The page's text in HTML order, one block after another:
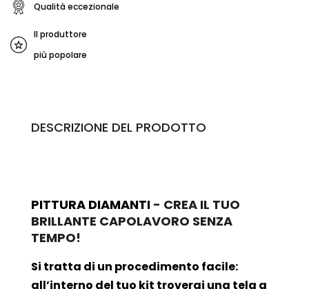
Qualità eccezionale
Il produttore
più popolare
DESCRIZIONE DEL PRODOTTO
PITTURA DIAMANTI - CREA IL TUO
BRILLANTE CAPOLAVORO SENZA
TEMPO!
Si tratta di un procedimento facile:
all’interno del tuo kit troverai una tela a